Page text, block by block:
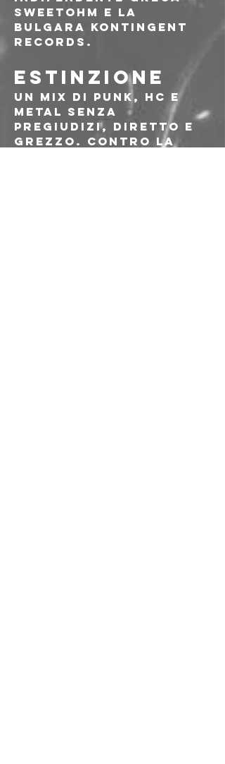
Sweetohm e la
bulgara Kontingent
Records.
ESTINZIONE
Un mix di punk, hc e
metal senza
pregiudizi, diretto e
grezzo. Contro la